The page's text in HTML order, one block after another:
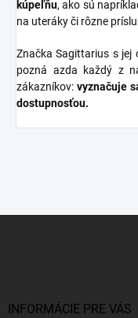
kúpeľňu, ako sú
na uteráky či rôzne
Značka Sagittarius s jej
pozná azda každý z
zákazníkov:vyznačuje
dostupnosťou.
INFORMÁCIE PRE VÁS